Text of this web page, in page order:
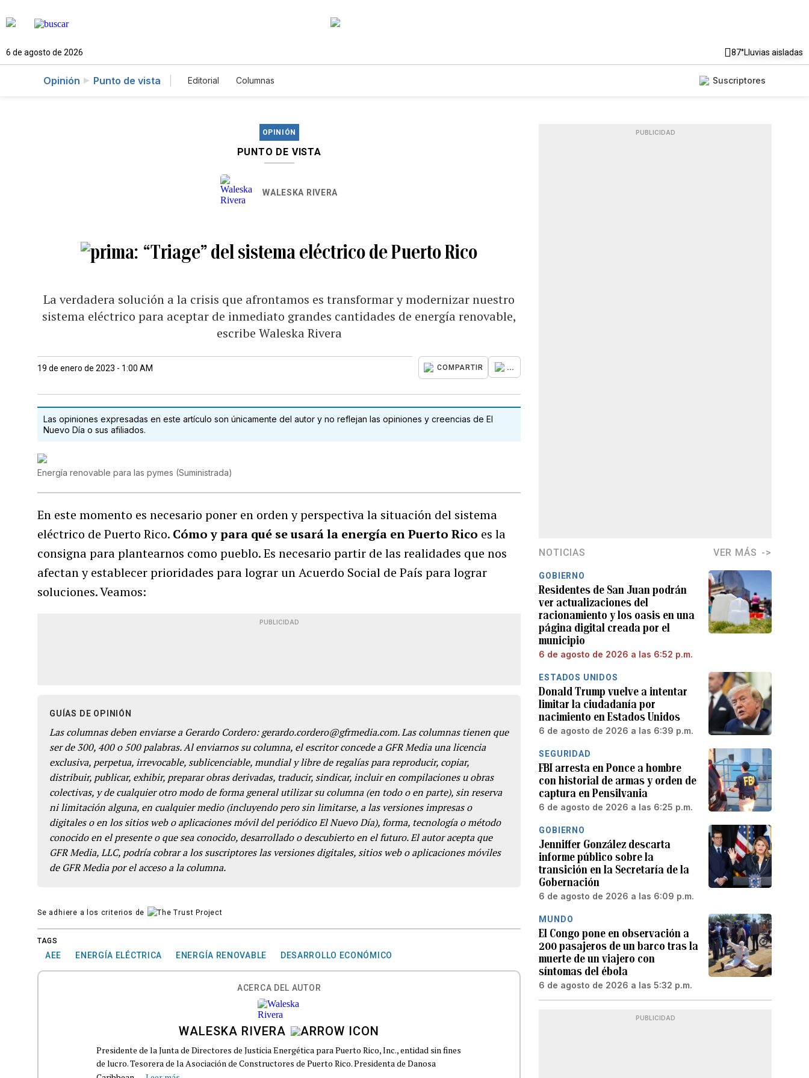
6 de agosto de 2026 87°Lluvias aisladas
Opinión Punto de vista Editorial Columnas Suscriptores
OPINIÓN
PUNTO DE VISTA
WALESKA RIVERA
“Triage” del sistema eléctrico de Puerto Rico
La verdadera solución a la crisis que afrontamos es transformar y modernizar nuestro
sistema eléctrico para aceptar de inmediato grandes cantidades de energía renovable,
escribe Waleska Rivera
19 de enero de 2023 - 1:00 AM COMPARTIR ...
Las opiniones expresadas en este artículo son únicamente del autor y no reflejan las opiniones y creencias de El
Nuevo Día o sus afiliados.
Energía renovable para las pymes (Suministrada)
En este momento es necesario poner en orden y perspectiva la situación del sistema
eléctrico de Puerto Rico. Cómo y para qué se usará la energía en Puerto Rico es la
consigna para plantearnos como pueblo. Es necesario partir de las realidades que nos
afectan y establecer prioridades para lograr un Acuerdo Social de País para lograr
soluciones. Veamos:
PUBLICIDAD
GUÍAS DE OPINIÓN
Las columnas deben enviarse a Gerardo Cordero: gerardo.cordero@gfrmedia.com. Las columnas tienen que
ser de 300, 400 o 500 palabras. Al enviarnos su columna, el escritor concede a GFR Media una licencia
exclusiva, perpetua, irrevocable, sublicenciable, mundial y libre de regalías para reproducir, copiar,
distribuir, publicar, exhibir, preparar obras derivadas, traducir, sindicar, incluir en compilaciones u obras
colectivas, y de cualquier otro modo de forma general utilizar su columna (en todo o en parte), sin reserva
ni limitación alguna, en cualquier medio (incluyendo pero sin limitarse, a las versiones impresas o
digitales o en los sitios web o aplicaciones móvil del periódico El Nuevo Día), forma, tecnología o método
conocido en el presente o que sea conocido, desarrollado o descubierto en el futuro. El autor acepta que
GFR Media, LLC, podría cobrar a los suscriptores las versiones digitales, sitios web o aplicaciones móviles
de GFR Media por el acceso a la columna.
Se adhiere a los criterios de
TAGS
AEE ENERGÍA ELÉCTRICA ENERGÍA RENOVABLE DESARROLLO ECONÓMICO
ACERCA DEL AUTOR
WALESKA RIVERA
Presidente de la Junta de Directores de Justicia Energética para Puerto Rico, Inc., entidad sin fines
de lucro. Tesorera de la Asociación de Constructores de Puerto Rico. Presidenta de Danosa
PUBLICIDAD
NOTICIAS VER MÁS
GOBIERNO
Residentes de San Juan podrán
ver actualizaciones del
racionamiento y los oasis en una
página digital creada por el
municipio
6 de agosto de 2026 a las 6:52 p.m.
ESTADOS UNIDOS
Donald Trump vuelve a intentar
limitar la ciudadanía por
nacimiento en Estados Unidos
6 de agosto de 2026 a las 6:39 p.m.
SEGURIDAD
FBI arresta en Ponce a hombre
con historial de armas y orden de
captura en Pensilvania
6 de agosto de 2026 a las 6:25 p.m.
GOBIERNO
Jenniffer González descarta
informe público sobre la
transición en la Secretaría de la
Gobernación
6 de agosto de 2026 a las 6:09 p.m.
MUNDO
El Congo pone en observación a
200 pasajeros de un barco tras la
muerte de un viajero con
síntomas del ébola
6 de agosto de 2026 a las 5:32 p.m.
PUBLICIDAD